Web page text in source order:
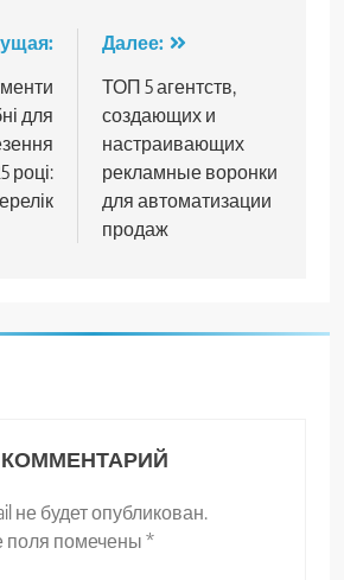
для
році:
Далее:
ТОП 5 агентств,
создающих и
настраивающих
рекламные воронки
для автоматизации
продаж
не будет опубликован.
поля помечены *